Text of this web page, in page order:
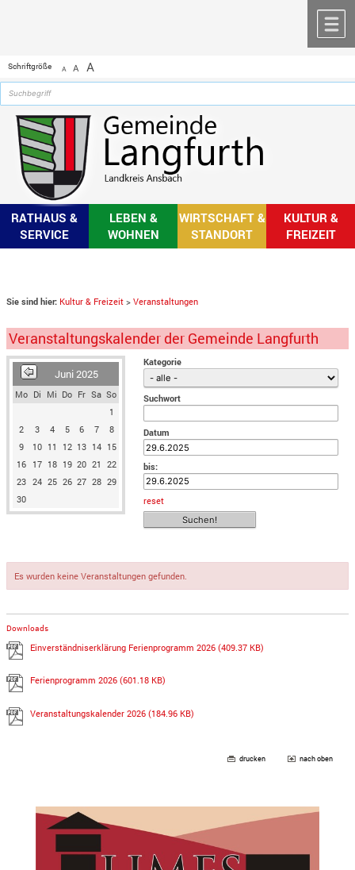
Schriftgröße A A A
RATHAUS &
SERVICE
LEBEN &
WOHNEN
WIRTSCHAFT &
STANDORT
KULTUR &
FREIZEIT
Sie sind hier: Kultur & Freizeit >Veranstaltungen
Veranstaltungskalender der Gemeinde Langfurth
Juni 2025
Mo Di Mi Do Fr Sa So
1
2
3 4 5 6 7
8
9
10 11 12 13 14 15
16 17 18 19 20 21 22
23 24 25 26 27 28 29
30
Kategorie
Suchwort
Datum
bis:
reset
Es wurden keine Veranstaltungen gefunden.
Downloads
Einverständniserklärung Ferienprogramm 2026(409.37 KB)
Ferienprogramm 2026(601.18 KB)
Veranstaltungskalender 2026(184.96 KB)
drucken nach oben